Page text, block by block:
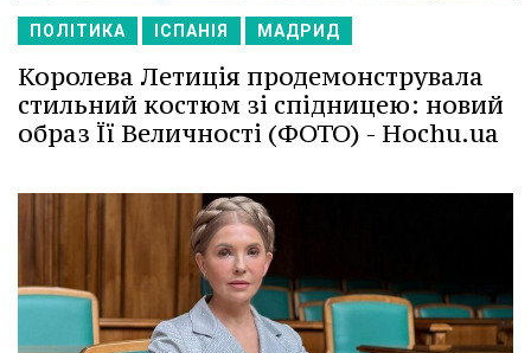
ПОЛІТИКА ІСПАНІЯ МАДРИД
Королева Летиція продемонструвала
стильний костюм зі спідницею: новий
образ Її Величності (ФОТО) - Hochu.ua